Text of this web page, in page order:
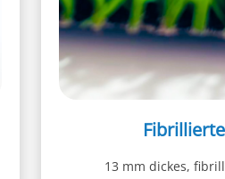
13 mm dickes,